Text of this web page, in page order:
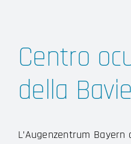
Centro
della
L’Augenzentrum